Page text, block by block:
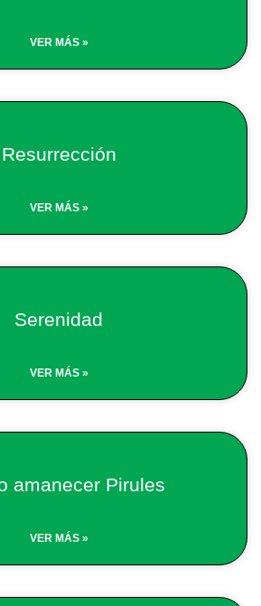
VER MÁS »
Resurrección
VER MÁS »
Serenidad
VER MÁS »
amanecer Pirules
VER MÁS »